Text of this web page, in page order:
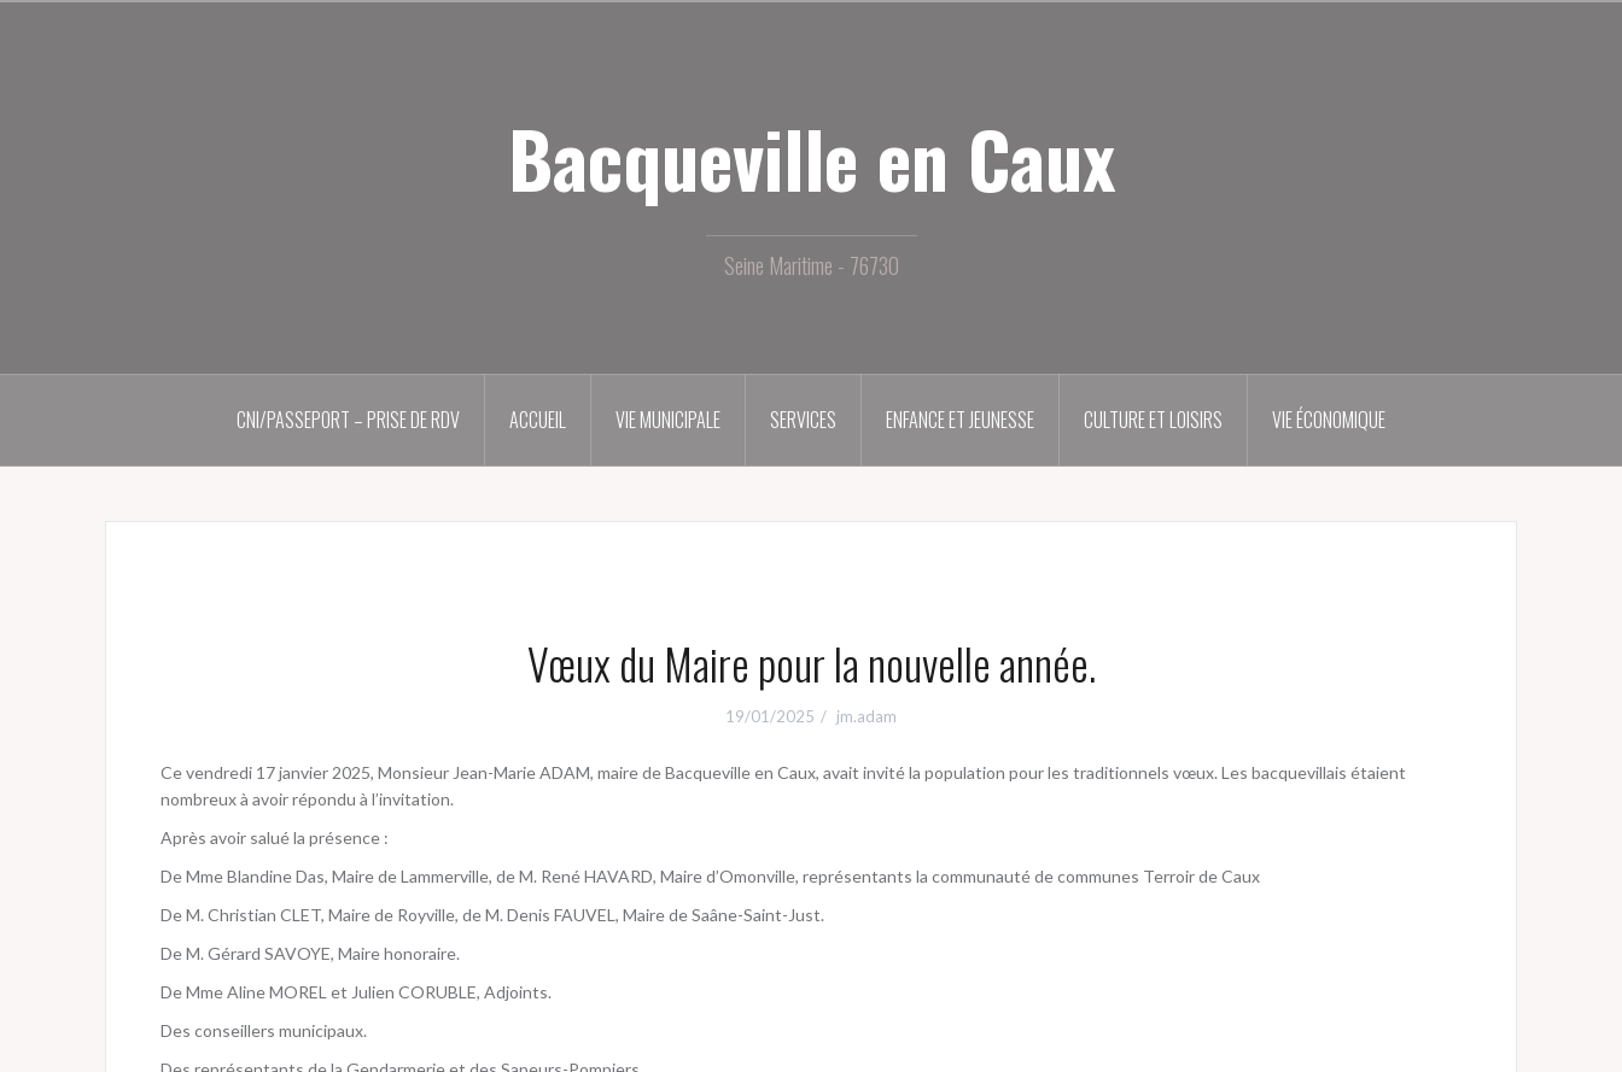
Bacqueville en Caux
Seine Maritime - 76730
CNI/PASSEPORT – PRISE DE RDV ACCUEIL VIE MUNICIPALE SERVICES ENFANCE ET JEUNESSE CULTURE ET LOISIRS VIE ÉCONOMIQUE
Vœux du Maire pour la nouvelle année.
19/01/2025 jm.adam
Ce vendredi 17 janvier 2025, Monsieur Jean-Marie ADAM, maire de Bacqueville en Caux, avait invité la population pour les traditionnels vœux. Les bacquevillais étaient
nombreux à avoir répondu à l’invitation.
Après avoir salué la présence :
De Mme Blandine Das, Maire de Lammerville, de M. René HAVARD, Maire d’Omonville, représentants la communauté de communes Terroir de Caux
De M. Christian CLET, Maire de Royville, de M. Denis FAUVEL, Maire de Saâne-Saint-Just.
De M. Gérard SAVOYE, Maire honoraire.
De Mme Aline MOREL et Julien CORUBLE, Adjoints.
Des conseillers municipaux.